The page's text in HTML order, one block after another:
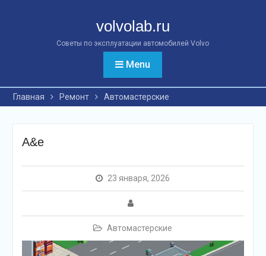
volvolab.ru
Советы по эксплуатации автомобилей Volvo
Menu
Главная Ремонт Автомастерские
A&e
23 января, 2026
Автомастерские